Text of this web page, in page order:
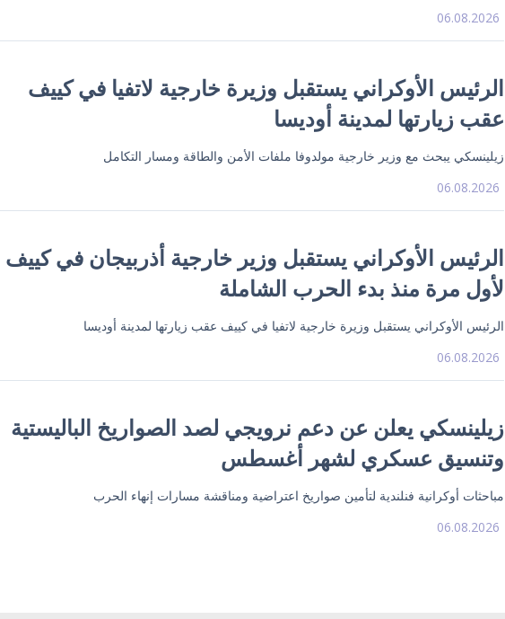
06.08.2026
الرئيس الأوكراني يستقبل وزيرة خارجية لاتفيا في كييف
عقب زيارتها لمدينة أوديسا
زيلينسكي يبحث مع وزير خارجية مولدوفا ملفات الأمن والطاقة ومسار التكامل
06.08.2026
الرئيس الأوكراني يستقبل وزير خارجية أذربيجان في كييف
لأول مرة منذ بدء الحرب الشاملة
الرئيس الأوكراني يستقبل وزيرة خارجية لاتفيا في كييف عقب زيارتها لمدينة أوديسا
06.08.2026
زيلينسكي يعلن عن دعم نرويجي لصد الصواريخ الباليستية
وتنسيق عسكري لشهر أغسطس
مباحثات أوكرانية فنلندية لتأمين صواريخ اعتراضية ومناقشة مسارات إنهاء الحرب
06.08.2026